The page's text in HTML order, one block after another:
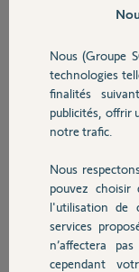
Sécurité
Domotique
Chauffage
Autres produits
bloquer sur
pas de changement.
Merci,
michel D.
il y a plus d'un an
Nous (Groupe
technologies
finalités
publicités, offrir
notre trafic.
Nous
pouvez choisir
l'utilisation de
services
n’affectera
cependant